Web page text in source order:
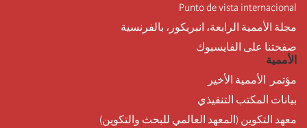
Punto de vista internacional
مجلة الأممية الرابعة، انبريكور، بالفرنسية
صفحتنا على الفايسبوك
الأممية
مؤتمر الأممية الأخير
بيانات المكتب التنفيذي
معهد التكوين (المعهد العالمي للبحث والتكوين)